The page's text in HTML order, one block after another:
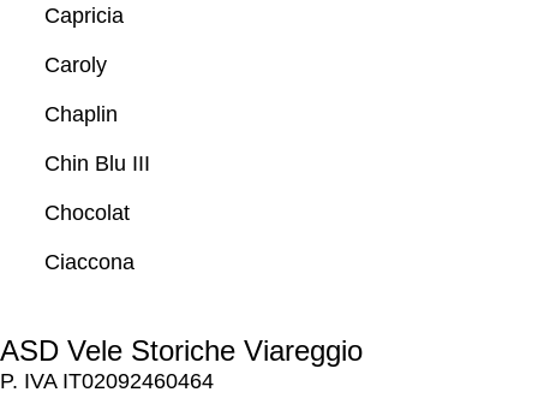
Capricia
Caroly
Chaplin
Chin Blu III
Chocolat
Ciaccona
ASD Vele Storiche Viareggio
P. IVA IT02092460464